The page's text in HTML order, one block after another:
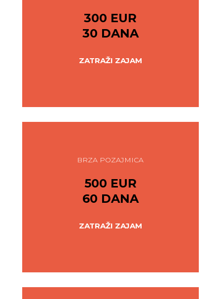
300 EUR
30 DANA
ZATRAŽI ZAJAM
BRZA POZAJMICA
500 EUR
60 DANA
ZATRAŽI ZAJAM